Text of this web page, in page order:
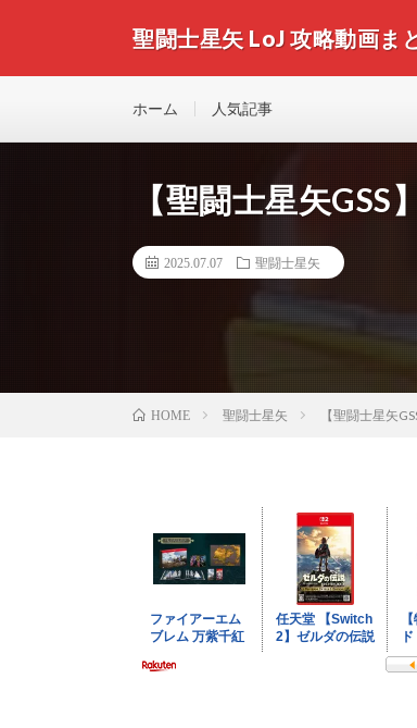
聖闘士星矢 LoJ 攻略動画ま
ホーム 人気記事
【聖闘士星矢
2025.07.07 聖闘士星矢
HOME 聖闘士星矢 【聖闘士星矢